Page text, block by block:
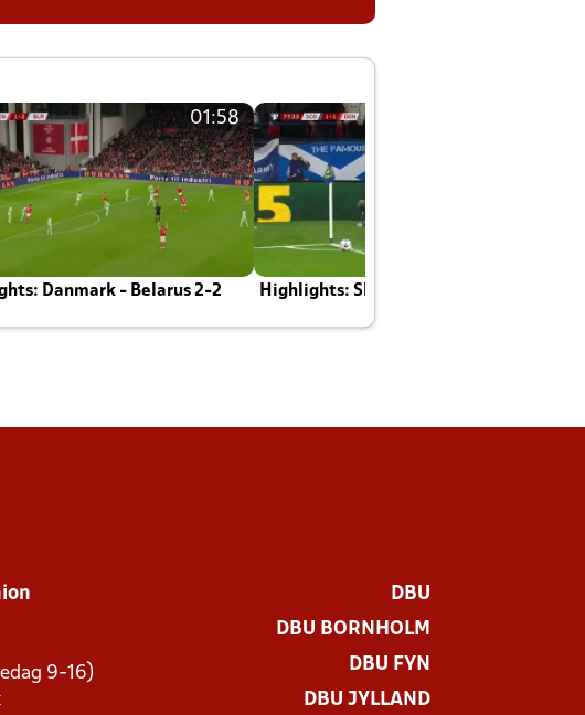
01:58
Danmark - Belarus 2-2 Highlights: Skotland - Danmark 4-2
9-16)
DBU
DBU BORNHOLM
DBU FYN
DBU JYLLAND